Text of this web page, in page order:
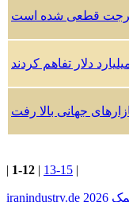
جهانی بالا رفت
| 1-12 | 13-15 |